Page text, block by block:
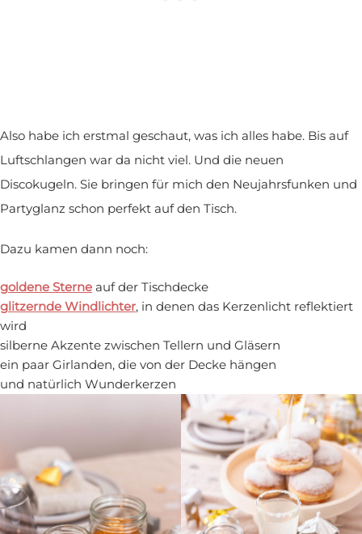
Also habe ich erstmal geschaut, was ich alles habe. Bis auf
Luftschlangen war da nicht viel. Und die neuen
Discokugeln. Sie bringen für mich den Neujahrsfunken und
Partyglanz schon perfekt auf den Tisch.
Dazu kamen dann noch:
goldene Sterne auf der Tischdecke
glitzernde Windlichter, in denen das Kerzenlicht reflektiert
wird
silberne Akzente zwischen Tellern und Gläsern
ein paar Girlanden, die von der Decke hängen
und natürlich Wunderkerzen